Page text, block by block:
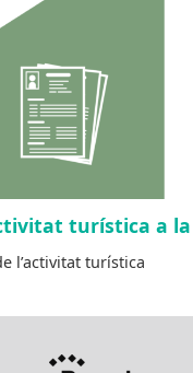
turística a la
l’activitat turística